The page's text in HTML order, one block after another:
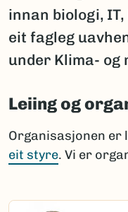
innan biologi,
eit fagleg
under Klima- og
Leiing og
Organisasjonen er
eit styre. Vi er